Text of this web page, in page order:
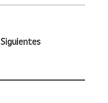
Siguientes